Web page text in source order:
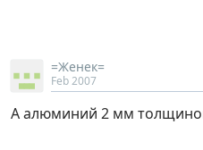
=Женек=
Feb 2007
А алюминий 2 мм